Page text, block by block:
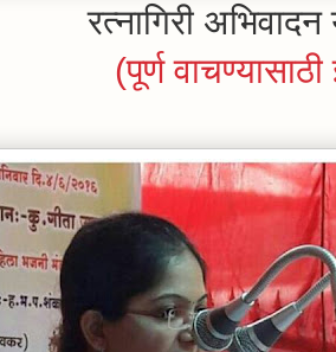
रत्नागिरी
(पूर्ण